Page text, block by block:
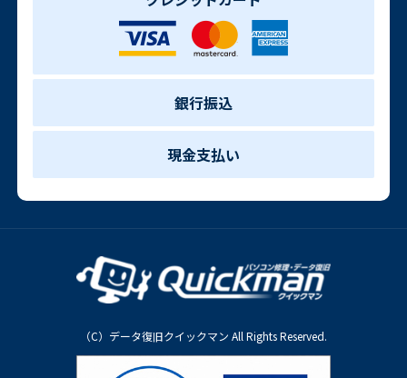
銀行振込
現金支払い
（C）データ復旧クイックマン All Rights Reserved.